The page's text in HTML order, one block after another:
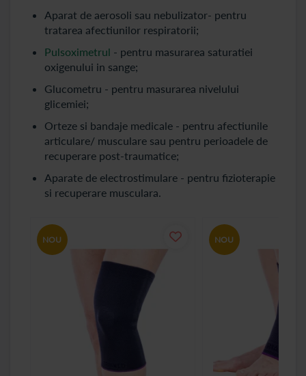
Aparat de aerosoli sau nebulizator- pentru
tratarea afectiunilor respiratorii;
Pulsoximetrul - pentru masurarea saturatiei
oxigenului in sange;
Glucometru - pentru masurarea nivelului
glicemiei;
Orteze si bandaje medicale - pentru afectiunile
articulare/ musculare sau pentru perioadele de
recuperare post-traumatice;
Aparate de electrostimulare - pentru fizioterapie
si recuperare musculara.
NOU NOU